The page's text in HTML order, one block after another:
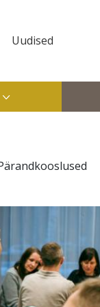
Uudised